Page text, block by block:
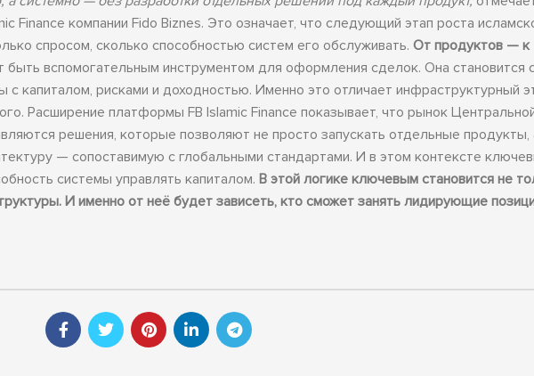
Finance компании Fido Biznes. Это означает, что следующий этап роста
спросом, сколько способностью систем его обслуживать. От продуктов — к
быть вспомогательным инструментом для оформления сделок. Она становится
капиталом, рисками и доходностью. Именно это отличает инфраструктурный
Расширение платформы FB Islamic Finance показывает, что рынок
решения, которые позволяют не просто запускать отдельные продукты,
— сопоставимую с глобальными стандартами. И в этом контексте
системы управлять капиталом. В этой логике ключевым становится не
И именно от неё будет зависеть, кто сможет занять лидирующие